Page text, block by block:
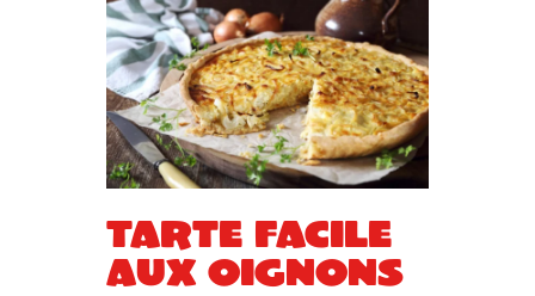
Tarte facile
aux oignons